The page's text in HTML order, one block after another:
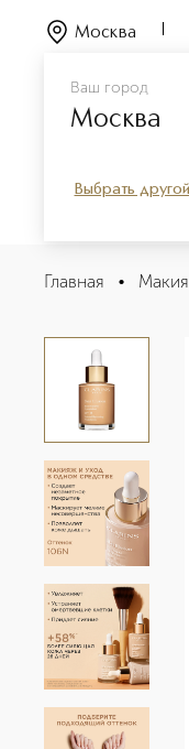
Ваш город
Москва
Выбрать другой
Москва
Skin Illusion
Описание
Главная •